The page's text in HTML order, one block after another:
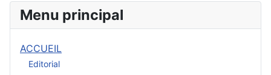
Menu principal
ACCUEIL
Editorial